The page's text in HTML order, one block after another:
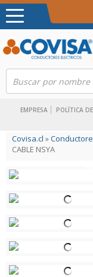
EMPRESA POLÍTICA
Covisa.cl »
CABLE NSYA